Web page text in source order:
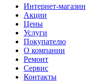
Интернет-магазин
Акции
Цены
Услуги
Покупателю
О компании
Ремонт
Сервис
Контакты